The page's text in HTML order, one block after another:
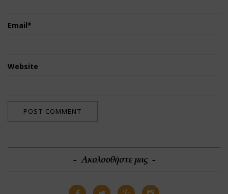
Email*
Website
Ακολουθήστε μας